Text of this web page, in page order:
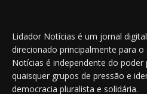
Lidador Notícias é um jornal
direcionado principalmente para
Notícias é independente do
quaisquer grupos de pressão e
democracia pluralista e solidária.